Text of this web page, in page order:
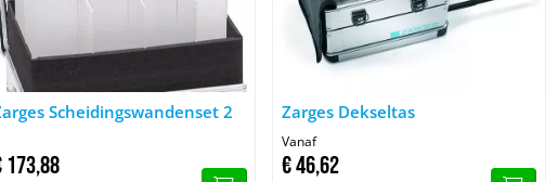
Zarges Scheidingswandenset 2
Scheidingswandenset 2
173,88
Afbeelding Zarges Dekseltas
Zarges Dekseltas
Vanaf
€46,62